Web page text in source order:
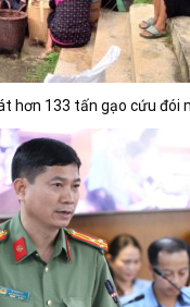
hơn 133 tấn gạo cứu đói